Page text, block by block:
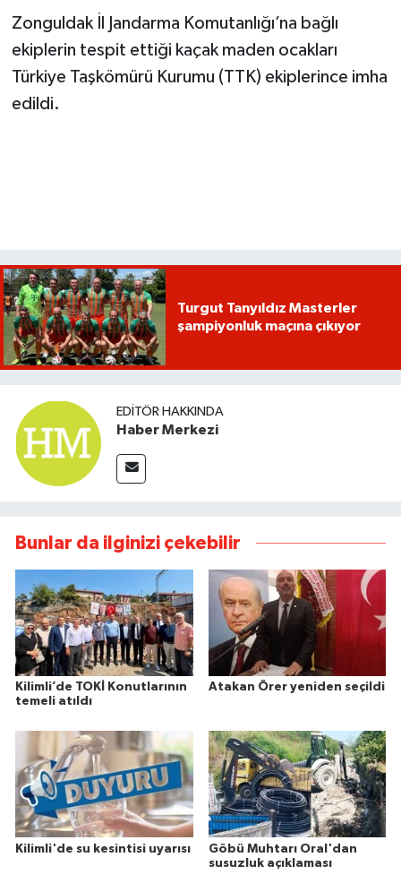
Zonguldak İl Jandarma Komutanlığı’na bağlı
ekiplerin tespit ettiği kaçak maden ocakları
Türkiye Taşkömürü Kurumu (TTK) ekiplerince imha
edildi.
Turgut Tanyıldız Masterler
şampiyonluk maçına çıkıyor
EDITÖR HAKKINDA
Haber Merkezi
Bunlar da ilginizi çekebilir
Kilimli’de TOKİ Konutlarının
temeli atıldı
Atakan Örer yeniden seçildi
Kilimli'de su kesintisi uyarısı
Göbü Muhtarı Oral'dan
susuzluk açıklaması